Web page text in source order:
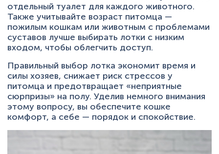
отдельный туалет для каждого животного.
Также учитывайте возраст питомца —
пожилым кошкам или животным с проблемами
суставов лучше выбирать лотки с низким
входом, чтобы облегчить доступ.
Правильный выбор лотка экономит время и
силы хозяев, снижает риск стрессов у
питомца и предотвращает «неприятные
сюрпризы» на полу. Уделив немного внимания
этому вопросу, вы обеспечите кошке
комфорт, а себе — порядок и спокойствие.